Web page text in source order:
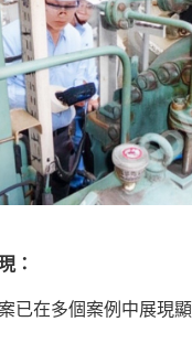
：
已在多個案例中展現顯